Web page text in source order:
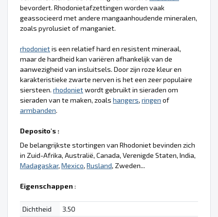
bevordert. Rhodonietafzettingen worden vaak
geassocieerd met andere mangaanhoudende mineralen,
zoals pyrolusiet of manganiet.
rhodonietis een relatief hard en resistent mineraal,
maar de hardheid kan variëren afhankelijk van de
aanwezigheid van insluitsels. Door zijn roze kleur en
karakteristieke zwarte nerven is het een zeer populaire
siersteen. rhodonietwordt gebruikt in sieraden om
sieraden van te maken, zoals hangers, ringen of
armbanden.
Deposito's :
De belangrijkste stortingen van Rhodoniet bevinden zich
in Zuid-Afrika, Australië, Canada, Verenigde Staten, India,
Madagaskar, Mexico, Rusland, Zweden...
Eigenschappen :
Dichtheid
3.50